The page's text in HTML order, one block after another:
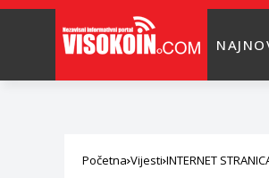
Početna Vijesti INTERNET